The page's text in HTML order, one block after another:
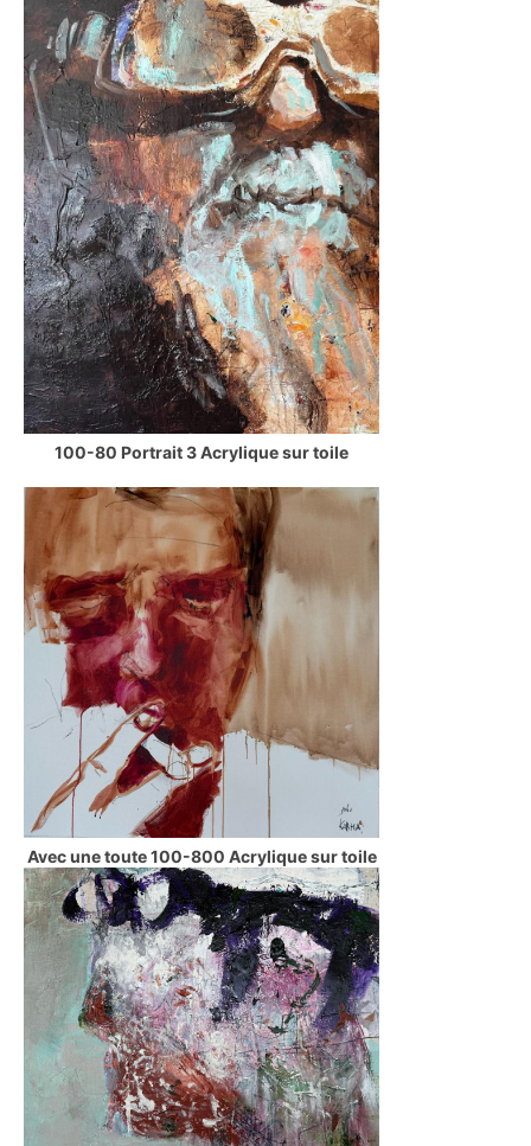
100-80 Portrait 3 Acrylique sur toile
Avec une toute 100-800 Acrylique sur toile